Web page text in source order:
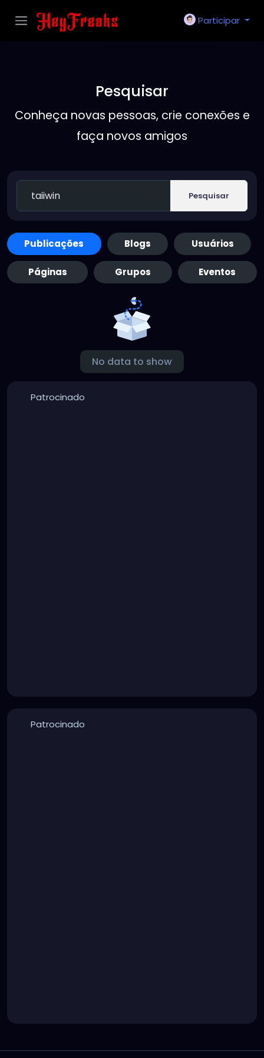
Participar
Pesquisar
Conheça novas pessoas, crie conexões e
faça novos amigos
Pesquisar
Publicações Blogs Usuários
Páginas Grupos Eventos
No data to show
Patrocinado
Patrocinado